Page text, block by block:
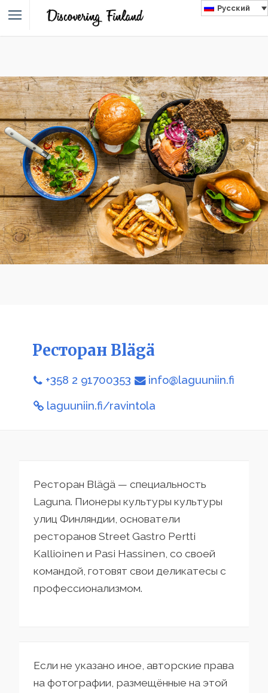
Русский
Ресторан Blägä
+358 2 91700353 info@laguuniin.fi
laguuniin.fi/ravintola
Ресторан Blägä — специальность
Laguna. Пионеры культуры культуры
улиц Финляндии, основатели
ресторанов Street Gastro Pertti
Kallioinen и Pasi Hassinen, со своей
командой, готовят свои деликатесы с
профессионализмом.
Если не указано иное, авторские права
на фотографии, размещённые на этой